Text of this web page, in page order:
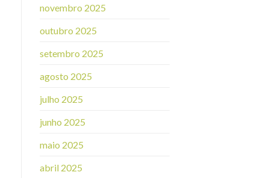
novembro 2025
outubro 2025
setembro 2025
agosto 2025
julho 2025
junho 2025
maio 2025
abril 2025